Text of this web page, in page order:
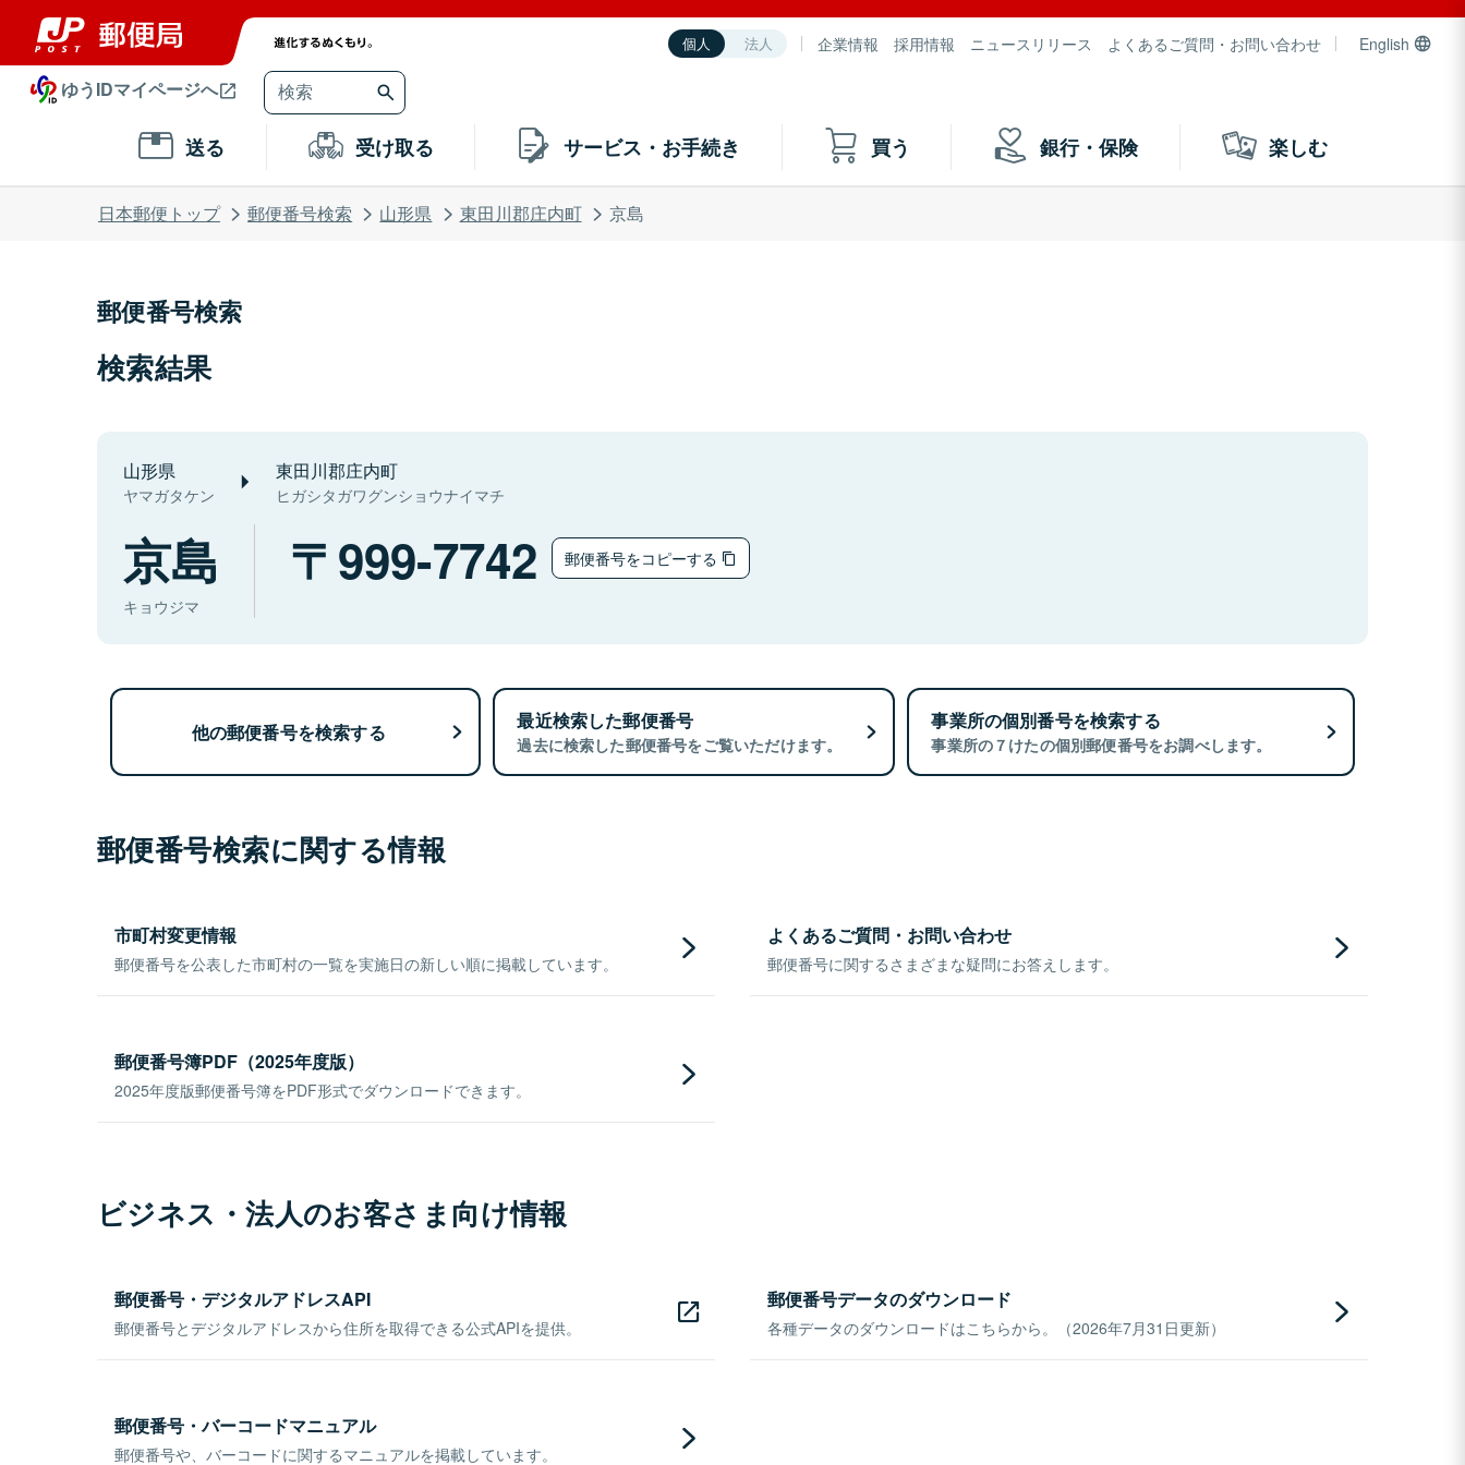
個人 法人 企業情報 採用情報 ニュースリリース よくあるご質問・お問い合わせ English
ゆうIDマイページへ
送る 受け取る サービス・お手続き 買う 銀行・保険 楽しむ
日本郵便トップ 郵便番号検索 山形県 東田川郡庄内町 京島
郵便番号検索
検索結果
山形県
ヤマガタケン
東田川郡庄内町
ヒガシタガワグンショウナイマチ
京島
キョウジマ
999-7742 郵便番号をコピーする
他の郵便番号を検索する 最近検索した郵便番号
過去に検索した郵便番号をご覧いただけます。
事業所の個別番号を検索する
事業所の７けたの個別郵便番号をお調べします。
郵便番号検索に関する情報
市町村変更情報
郵便番号を公表した市町村の一覧を実施日の新しい順に掲載しています。
よくあるご質問・お問い合わせ
郵便番号に関するさまざまな疑問にお答えします。
郵便番号簿PDF（2025年度版）
2025年度版郵便番号簿をPDF形式でダウンロードできます。
ビジネス・法人のお客さま向け情報
郵便番号・デジタルアドレスAPI
郵便番号とデジタルアドレスから住所を取得できる公式APIを提供。
郵便番号データのダウンロード
各種データのダウンロードはこちらから。（2026年7月31日更新）
郵便番号・バーコードマニュアル
郵便番号や、バーコードに関するマニュアルを掲載しています。